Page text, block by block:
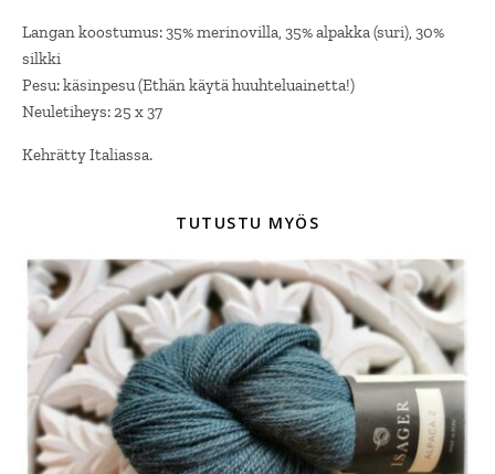
Langan koostumus: 35% merinovilla, 35% alpakka (suri), 30%
silkki
Pesu: käsinpesu (Ethän käytä huuhteluainetta!)
Neuletiheys: 25 x 37
Kehrätty Italiassa.
TUTUSTU MYÖS